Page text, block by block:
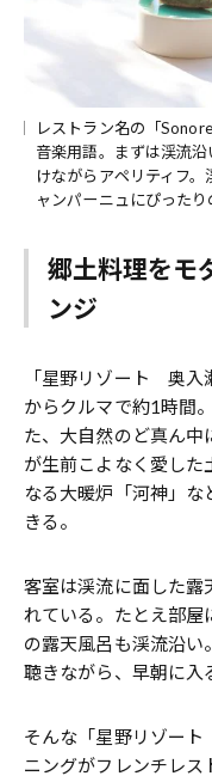
レストラン名の「
音楽用語。まずは渓流
けながらアペリティフ
ャンパーニュにぴったり
郷土料理をモ
ンジ
「星野リゾート 奥入
からクルマで約1時間
た、大自然のど真ん中
が生前こよなく愛した
なる大暖炉「河神」
きる。
客室は渓流に面した露
れている。たとえ部屋
の露天風呂も渓流沿い
聴きながら、早朝に入
そんな「星野リゾー
ニングがフレンチレス